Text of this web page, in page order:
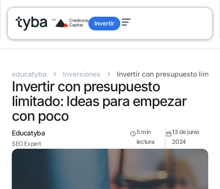
Invertir
educatyba › Inversiones › Invertir con presupuesto
Invertir con presupuesto
limitado: Ideas para empezar
con poco
Educatyba
SEO Expert
5 min
lectura
13 de junio
2024